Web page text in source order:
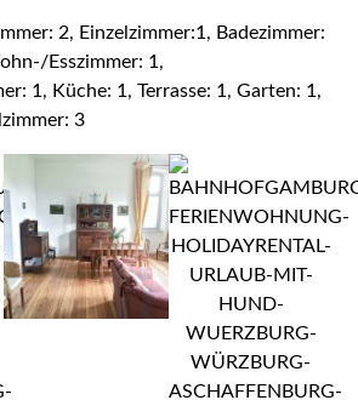
2, Einzelzimmer:1, Badezimmer:
Esszimmer: 1,
1, Küche: 1, Terrasse: 1, Garten: 1,
3